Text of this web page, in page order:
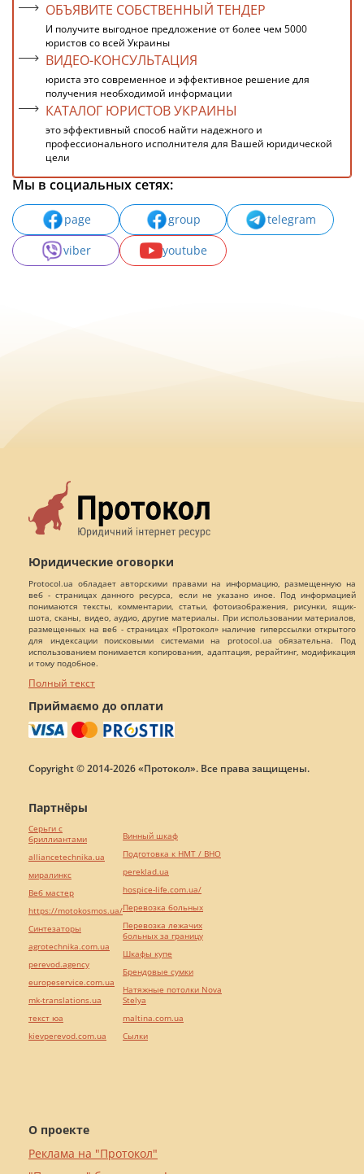
ОБЪЯВИТЕ СОБСТВЕННЫЙ ТЕНДЕР
И получите выгодное предложение от более чем 5000
юристов со всей Украины
ВИДЕО-КОНСУЛЬТАЦИЯ
юриста это современное и эффективное решение для
получения необходимой информации
КАТАЛОГ ЮРИСТОВ УКРАИНЫ
это эффективный способ найти надежного и
профессионального исполнителя для Вашей юридической
цели
Мы в социальных сетях:
page group
telegram
viber
youtube
Юридические оговорки
Protocol.ua обладает авторскими правами на информацию, размещенную на
веб - страницах данного ресурса, если не указано иное. Под информацией
понимаются тексты, комментарии, статьи, фотоизображения, рисунки, ящик-
шота, сканы, видео, аудио, другие материалы. При использовании материалов,
размещенных на веб - страницах «Протокол» наличие гиперссылки открытого
для индексации поисковыми системами на protocol.ua обязательна. Под
использованием понимается копирования, адаптация, рерайтинг, модификация
и тому подобное.
Полный текст
Приймаємо до оплати
Copyright © 2014-2026 «Протокол». Все права защищены.
О проекте
Реклама на "Протокол"
Партнёры
Серьги с
бриллиантами
alliancetechnika.ua
миралинкс
Веб мастер
https://motokosmos.ua/
Синтезаторы
agrotechnika.com.ua
perevod.agency
europeservice.com.ua
mk-translations.ua
текст юа
kievperevod.com.ua
Винный шкаф
Подготовка к НМТ / ВНО
pereklad.ua
hospice-life.com.ua/
Перевозка больных
Перевозка лежачих
больных за границу
Шкафы купе
Брендовые сумки
Натяжные потолки Nova
Stelya
maltina.com.ua
Cылки